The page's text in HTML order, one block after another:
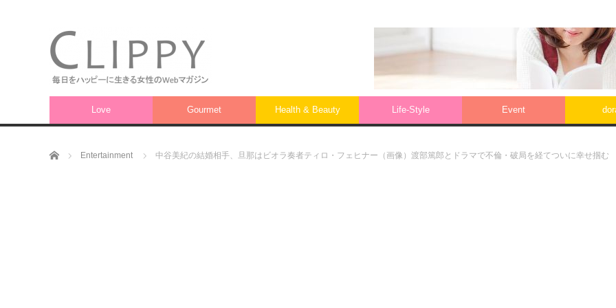
Love Gourmet Health & Beauty Life‐Style Event
ホーム Entertainment 中谷美紀の結婚相手、旦那はビオラ奏者ティロ・フェヒナー（画像）渡部篤郎とドラマで不倫・破局を経てついに幸せ掴む